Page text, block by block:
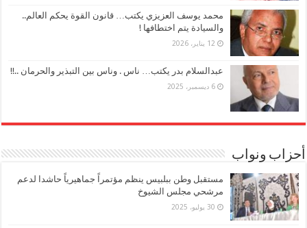
محمد يوسف العزيزي يكتب… قانون القوة يحكم العالم..
والسيادة يتم اختطافها !
12 يناير، 2026
عبدالسلام بدر يكتب… ناس . وناس بين التبذير والحرمان ..!!
6 ديسمبر، 2025
أحزاب ونواب
مستقبل وطن ببلبيس ينظم مؤتمراً جماهيرياً حاشدا لدعم
مرشحي مجلس الشيوخ
30 يوليو، 2025